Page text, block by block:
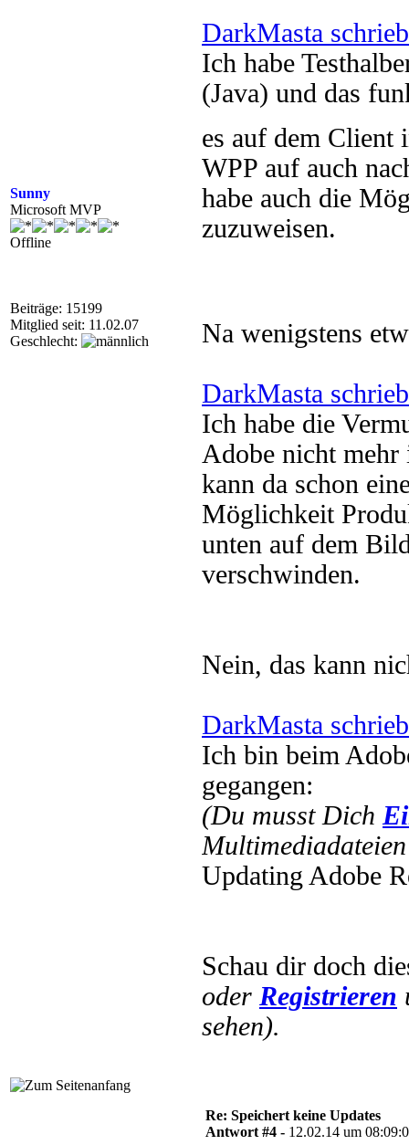
Sunny
Microsoft MVP
Offline
Beiträge: 15199
Mitglied seit: 11.02.07
Geschlecht:
DarkMasta schrieb
Ich habe
(Java) und das
es auf dem
WPP auf auch
habe auch die
zuzuweisen.
Na wenigstens
DarkMasta schrieb
Ich habe die
Adobe nicht mehr
kann da schon
Möglichkeit
unten auf dem
verschwinden.
Nein, das kann
DarkMasta schrieb
Ich bin beim
gegangen:
(Du musst Dich
Updating Adobe
Schau dir doch
oder Registrieren
sehen).
Re: Speichert keine Updates
Antwort #4 - 12.02.14 um